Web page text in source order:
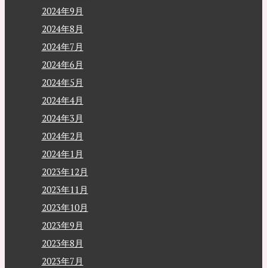
2024年9月
2024年8月
2024年7月
2024年6月
2024年5月
2024年4月
2024年3月
2024年2月
2024年1月
2023年12月
2023年11月
2023年10月
2023年9月
2023年8月
2023年7月